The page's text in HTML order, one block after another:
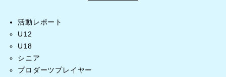
活動レポート
U12
U18
シニア
プロダーツプレイヤー